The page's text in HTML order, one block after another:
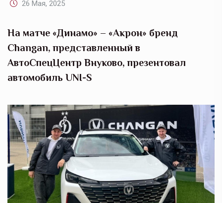
26 Мая, 2025
На матче «Динамо» – «Акрон» бренд
Changan, представленный в
АвтоСпецЦентр Внуково, презентовал
автомобиль UNI-S